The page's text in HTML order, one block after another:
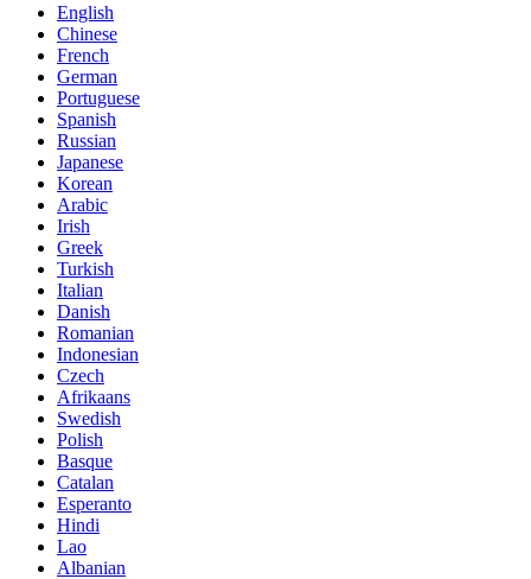
English
Chinese
French
German
Portuguese
Spanish
Russian
Japanese
Korean
Arabic
Irish
Greek
Turkish
Italian
Danish
Romanian
Indonesian
Czech
Afrikaans
Swedish
Polish
Basque
Catalan
Esperanto
Hindi
Lao
Albanian